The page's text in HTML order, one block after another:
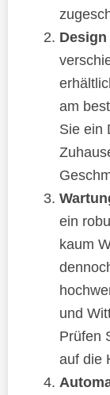
am
Sie ein
ein
kaum
und
Prüfen
auf die